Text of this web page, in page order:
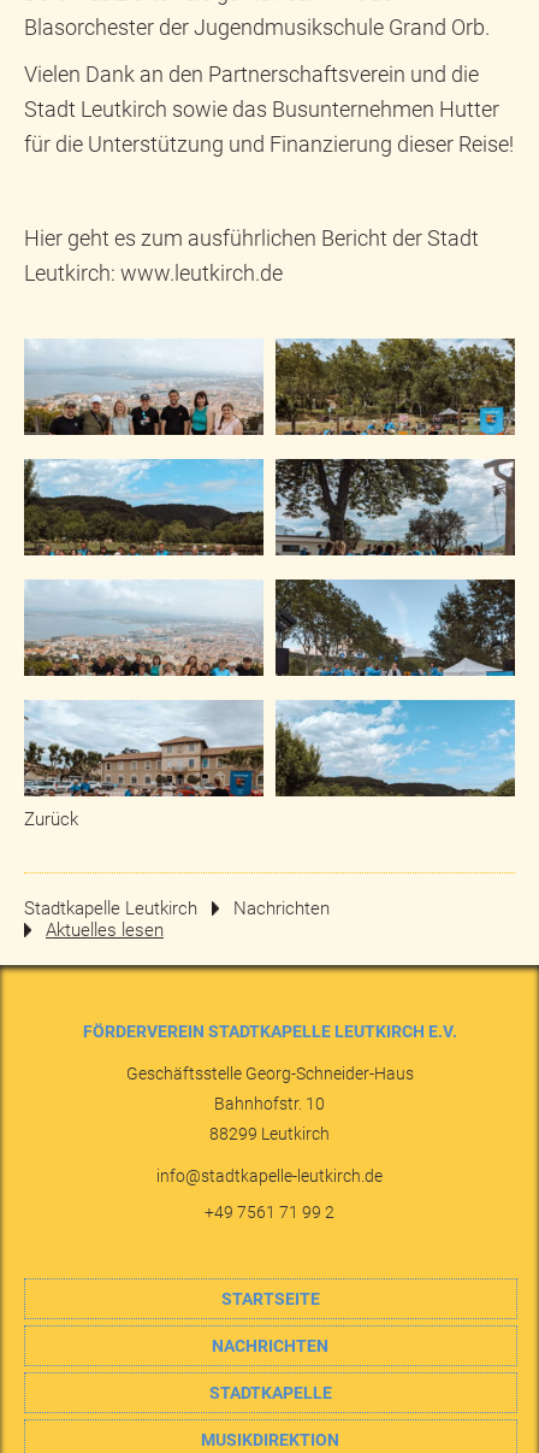
Blasorchester der Jugendmusikschule Grand Orb.
Vielen Dank an den Partnerschaftsverein und die
Stadt Leutkirch sowie das Busunternehmen Hutter
für die Unterstützung und Finanzierung dieser Reise!
Hier geht es zum ausführlichen Bericht der Stadt
Leutkirch: www.leutkirch.de
Zurück
Stadtkapelle Leutkirch
Nachrichten
Aktuelles lesen
FÖRDERVEREIN STADTKAPELLE LEUTKIRCH E.V.
Geschäftsstelle Georg-Schneider-Haus
Bahnhofstr. 10
88299 Leutkirch
info@stadtkapelle-leutkirch.de
+49 7561 71 99 2
STARTSEITE
NACHRICHTEN
STADTKAPELLE
MUSIKDIREKTION